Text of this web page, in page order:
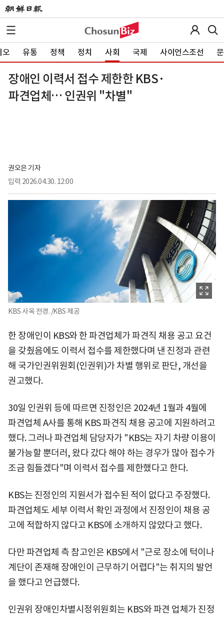
오 유통 정책 정치 사회 국제 사이언스조선
장애인 이력서 접수 제한한 KBS·
파견업체… 인권위 "차별"
권오은 기자
입력 2026.04.30. 12:00
KBS 사옥 전경. /KBS 제공
한 장애인이 KBS와 한 파견업체가 파견직 채용 공고 요건
을 갖췄음에도 이력서 접수를 제한했다며 낸 진정과 관련
해 국가인권위원회(인권위)가 차별 행위로 판단, 개선을
권고했다.
30일 인권위 등에 따르면 진정인은 2024년 1월과 4월에
파견업체 A사를 통해 KBS 파견직 채용 공고에 지원하려고
했다. 그러나 파견업체 담당자가 "KBS는 자기 차량 이용이
불가능할 뿐더러, 왔다 갔다 해야 하는 경우가 많아 접수가
조금 힘들겠다"며 이력서 접수를 제한했다고 한다.
KBS는 진정인의 지원서가 접수된 적이 없다고 주장했다.
파견업체도 세부 이력서 확인 과정에서 진정인이 채용 공
고에 적합하지 않다고 KBS에 소개하지 않았다고 했다.
다만 파견업체 측 참고인은 KBS에서 "근로 장소에 턱이나
계단이 존재해 장애인이 근무하기 어렵다"는 취지의 발언
을 했다고 언급했다.
인권위 장애인차별시정위원회는 KBS와 파견 업체가 진정